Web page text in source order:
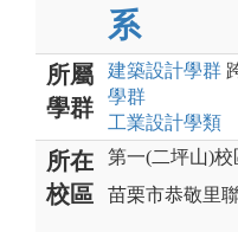
系
所屬
學群
建築設計學群
學群
工業設計學類
所在
校區
第一(二坪山)校
苗栗市恭敬里